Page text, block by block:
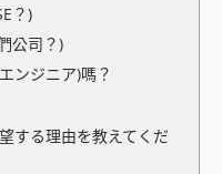
？)
公司？)
ンジニア)嗎？
する理由を教えてくだ